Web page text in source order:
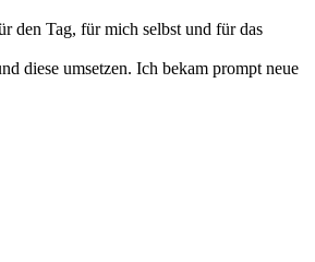
den Tag, für mich selbst und für das
diese umsetzen. Ich bekam prompt neue